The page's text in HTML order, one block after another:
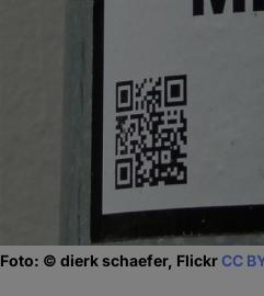
Foto: © dierk schaefer, FlickrCC